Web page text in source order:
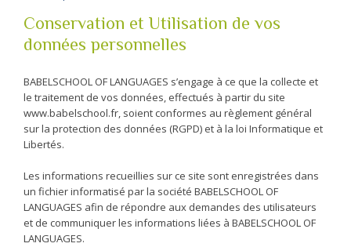
Conservation et Utilisation de vos
données personnelles
BABELSCHOOL OF LANGUAGES s’engage à ce que la collecte et
le traitement de vos données, effectués à partir du site
www.babelschool.fr, soient conformes au règlement général
sur la protection des données (RGPD) et à la loi Informatique et
Libertés.
Les informations recueillies sur ce site sont enregistrées dans
un fichier informatisé par la société BABELSCHOOL OF
LANGUAGES afin de répondre aux demandes des utilisateurs
et de communiquer les informations liées à BABELSCHOOL OF
LANGUAGES.